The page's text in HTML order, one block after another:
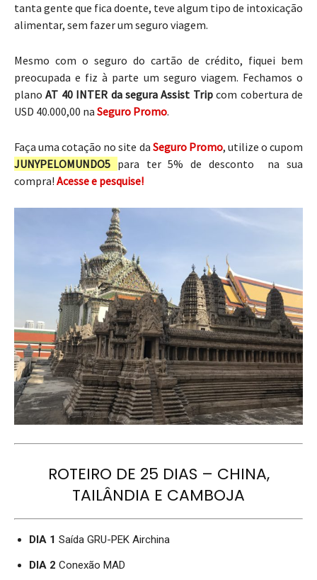
tanta gente que fica doente, teve algum tipo de intoxicação
alimentar, sem fazer um seguro viagem.
Mesmo com o seguro do cartão de crédito, fiquei bem
preocupada e fiz à parte um seguro viagem. Fechamos o
planoAT 40 INTER da segura Assist Tripcom cobertura de
USD 40.000,00 na Seguro Promo.
Faça uma cotação no site da Seguro Promo, utilize o cupom
JUNYPELOMUNDO5 para ter 5% de desconto na sua
compra! Acesse e pesquise!
ROTEIRO DE 25 DIAS – CHINA,
TAILÂNDIA E CAMBOJA
DIA 1 Saída GRU-PEK Airchina
DIA 2 Conexão MAD